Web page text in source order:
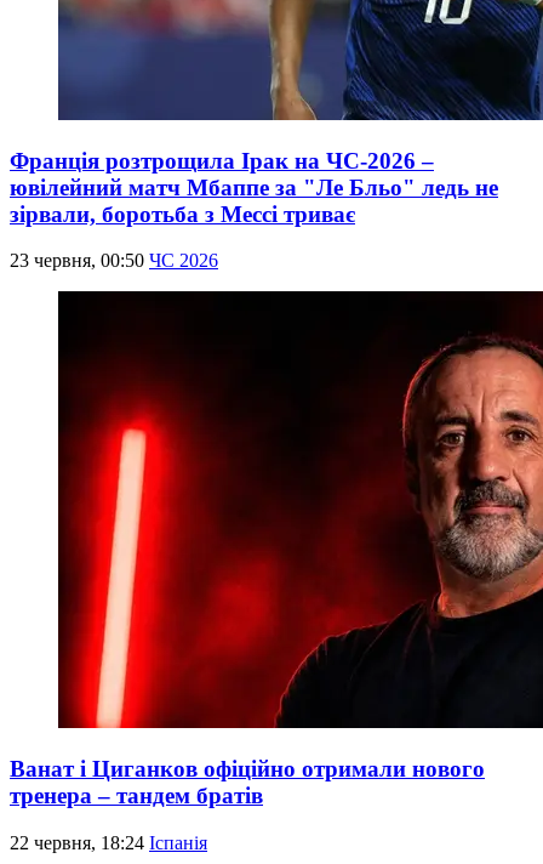
Франція розтрощила Ірак на ЧС-2026 –
ювілейний матч Мбаппе за "Ле Бльо" ледь не
зірвали, боротьба з Мессі триває
23 червня, 00:50 ЧС 2026
Ванат і Циганков офіційно отримали нового
тренера – тандем братів
22 червня, 18:24 Іспанія